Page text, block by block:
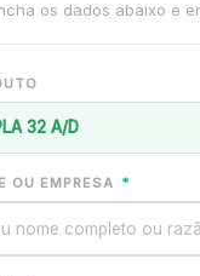
os dados abaixo e
32 A/D
OU EMPRESA *